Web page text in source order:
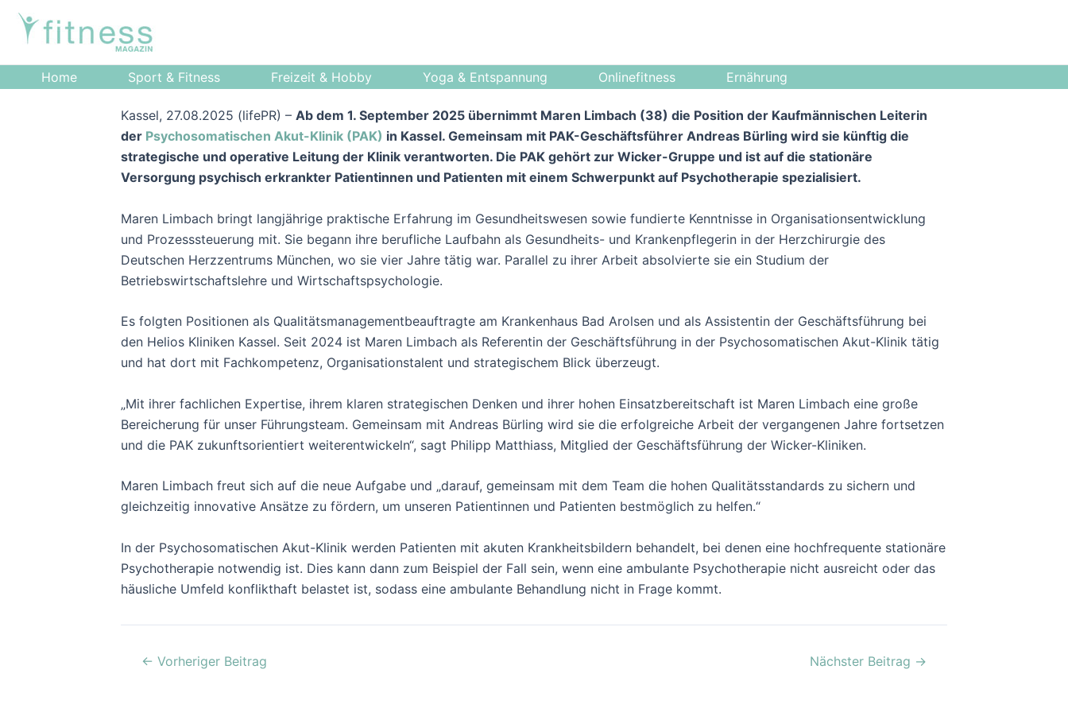
Zum
Inhalt
Home
Sport & Fitness Freizeit & Hobby Yoga & Entspannung Onlinefitness Ernährung
Kassel, 27.08.2025 (lifePR) – Ab dem 1. September 2025 übernimmt Maren Limbach (38) die Position der Kaufmännischen Leiterin
der Psychosomatischen Akut-Klinik (PAK) in Kassel. Gemeinsam mit PAK-Geschäftsführer Andreas Bürling wird sie künftig die
strategische und operative Leitung der Klinik verantworten. Die PAK gehört zur Wicker-Gruppe und ist auf die stationäre
Versorgung psychisch erkrankter Patientinnen und Patienten mit einem Schwerpunkt auf Psychotherapie spezialisiert.
Maren Limbach bringt langjährige praktische Erfahrung im Gesundheitswesen sowie fundierte Kenntnisse in Organisationsentwicklung
und Prozesssteuerung mit. Sie begann ihre berufliche Laufbahn als Gesundheits- und Krankenpflegerin in der Herzchirurgie des
Deutschen Herzzentrums München, wo sie vier Jahre tätig war. Parallel zu ihrer Arbeit absolvierte sie ein Studium der
Betriebswirtschaftslehre und Wirtschaftspsychologie.
Es folgten Positionen als Qualitätsmanagementbeauftragte am Krankenhaus Bad Arolsen und als Assistentin der Geschäftsführung bei
den Helios Kliniken Kassel. Seit 2024 ist Maren Limbach als Referentin der Geschäftsführung in der Psychosomatischen Akut-Klinik tätig
und hat dort mit Fachkompetenz, Organisationstalent und strategischem Blick überzeugt.
„Mit ihrer fachlichen Expertise, ihrem klaren strategischen Denken und ihrer hohen Einsatzbereitschaft ist Maren Limbach eine große
Bereicherung für unser Führungsteam. Gemeinsam mit Andreas Bürling wird sie die erfolgreiche Arbeit der vergangenen Jahre fortsetzen
und die PAK zukunftsorientiert weiterentwickeln“, sagt Philipp Matthiass, Mitglied der Geschäftsführung der Wicker-Kliniken.
Maren Limbach freut sich auf die neue Aufgabe und „darauf, gemeinsam mit dem Team die hohen Qualitätsstandards zu sichern und
gleichzeitig innovative Ansätze zu fördern, um unseren Patientinnen und Patienten bestmöglich zu helfen.“
In der Psychosomatischen Akut-Klinik werden Patienten mit akuten Krankheitsbildern behandelt, bei denen eine hochfrequente stationäre
Psychotherapie notwendig ist. Dies kann dann zum Beispiel der Fall sein, wenn eine ambulante Psychotherapie nicht ausreicht oder das
häusliche Umfeld konflikthaft belastet ist, sodass eine ambulante Behandlung nicht in Frage kommt.
navigation
← Vorheriger Beitrag Nächster Beitrag →